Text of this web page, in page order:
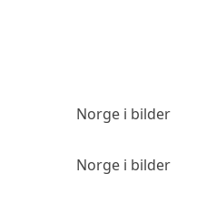
Norge i bilder
Norge i bilder